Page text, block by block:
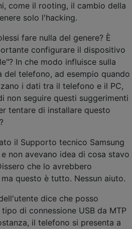
come il rooting, il cambio della
solo l'hacking.
fare nulla del genere? È
configurare il dispositivo
In che modo influisce sulla
del telefono, ad esempio quando
i dati tra il telefono e il PC,
non seguire questi suggerimenti
tentare di installare questo
il Supporto tecnico Samsung
non avevano idea di cosa stavo
che lo avrebbero
questo è tutto. Nessun aiuto.
dice che posso
di connessione USB da MTP
il telefono si presenta a